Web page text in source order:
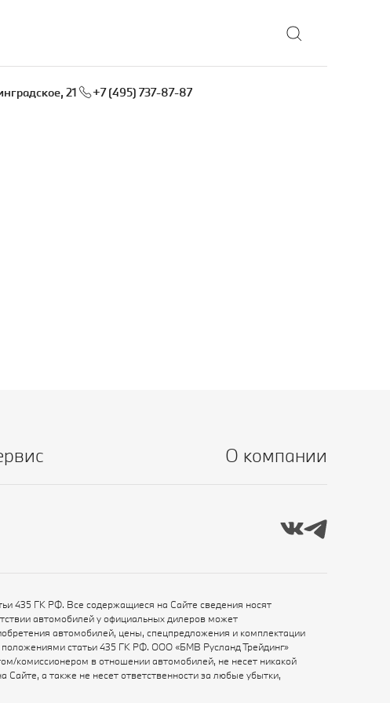
+7 (495) 737-87-87
21
О компании
435 ГК РФ. Все содержащиеся на Сайте сведения носят
автомобилей у официальных дилеров может
автомобилей, цены, спецпредложения и комплектации
положениями статьи 435 ГК РФ. ООО «БМВ Русланд Трейдинг»
комиссионером в отношении автомобилей, не несет никакой
а также не несет ответственности за любые убытки,